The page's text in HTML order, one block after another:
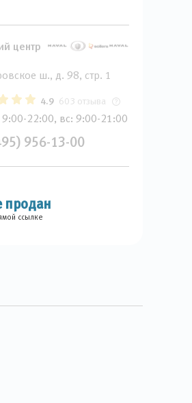
центр
ш., д. 98, стр. 1
4.9 603 отзыва
9:00-22:00, вс: 9:00-21:00
956-13-00
продан
ссылке